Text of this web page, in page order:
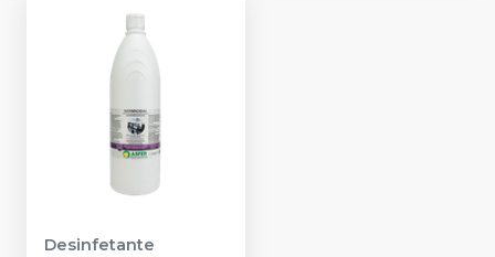
Desinfetante